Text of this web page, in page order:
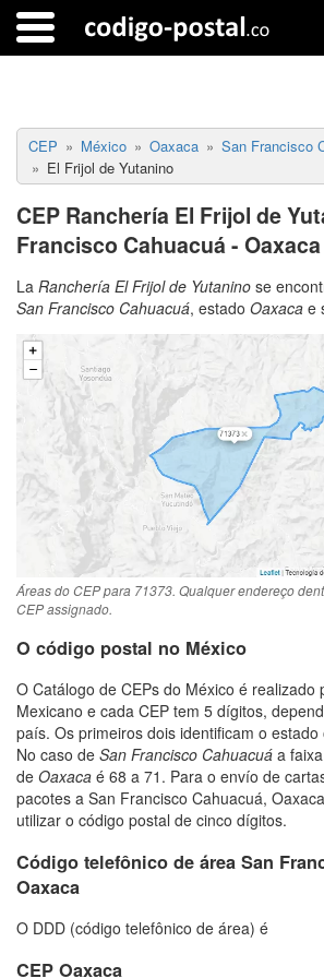
CEP México Oaxaca
San Francisco
El Frijol de Yutanino
CEP Ranchería El Frijol de
Francisco Cahuacuá - Oaxaca
La Ranchería El Frijol de Yutanino se
San Francisco Cahuacuá, estado Oaxaca e
Áreas do CEP para 71373. Qualquer endereço
CEP assignado.
O código postal no México
O Catálogo de CEPs do México é realizado
Mexicano e cada CEP tem 5 dígitos,
país. Os primeiros dois identificam o
No caso de San Francisco Cahuacuá a
de Oaxaca é 68 a 71. Para o envío de
pacotes a San Francisco Cahuacuá,
utilizar o código postal de cinco dígitos.
Código telefônico de área San
Oaxaca
O DDD (código telefônico de área) é
CEP Oaxaca